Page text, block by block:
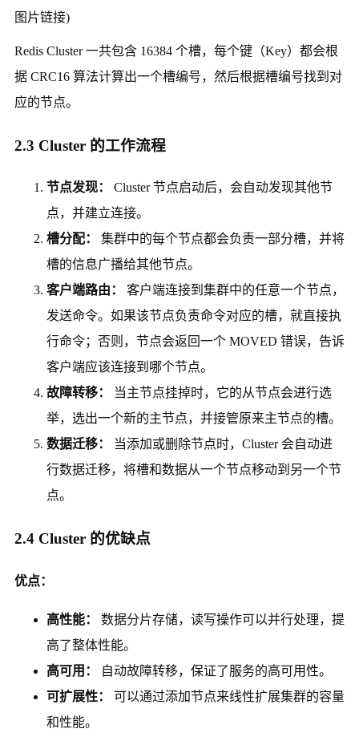
图片链接)
Redis Cluster 一共包含 16384 个槽，每个键（Key）都会根
据 CRC16 算法计算出一个槽编号，然后根据槽编号找到对
应的节点。
2.3 Cluster 的工作流程
节点发现：
Cluster 节点启动后，会自动发现其他节
点，并建立连接。
槽分配：
集群中的每个节点都会负责一部分槽，并将
槽的信息广播给其他节点。
客户端路由：
客户端连接到集群中的任意一个节点，
发送命令。如果该节点负责命令对应的槽，就直接执
行命令；否则，节点会返回一个 MOVED 错误，告诉
客户端应该连接到哪个节点。
故障转移：
当主节点挂掉时，它的从节点会进行选
举，选出一个新的主节点，并接管原来主节点的槽。
数据迁移：
当添加或删除节点时，Cluster 会自动进
行数据迁移，将槽和数据从一个节点移动到另一个节
点。
2.4 Cluster 的优缺点
优点：
高性能：
数据分片存储，读写操作可以并行处理，提
高了整体性能。
高可用：
自动故障转移，保证了服务的高可用性。
可扩展性：
可以通过添加节点来线性扩展集群的容量
和性能。